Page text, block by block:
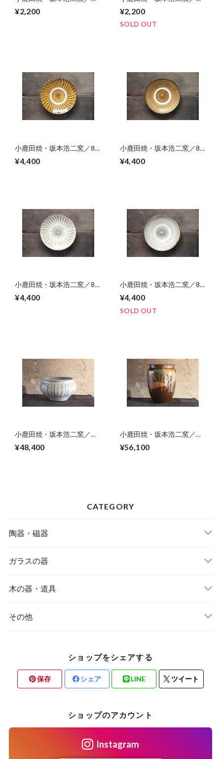
¥2,200 ¥2,200
SOLD OUT
小鹿田焼・坂本浩二窯／8
¥4,400
小鹿田焼・坂本浩二窯／8
¥4,400
小鹿田焼・坂本浩二窯／8
¥4,400
小鹿田焼・坂本浩二窯／8
¥4,400
SOLD OUT
小鹿田焼・坂本浩二窯／水
¥48,400
小鹿田焼・坂本浩二窯／１
¥56,100
CATEGORY
陶器・磁器
作り手から選ぶ
器の種類から選ぶ
ガラスの器
作り手から選ぶ
器の種類から選ぶ
木の器・道具
作り手から選ぶ
その他
ショップをシェアする
保存 シェア LINE ツイート
ショップのアカウント
Instagram